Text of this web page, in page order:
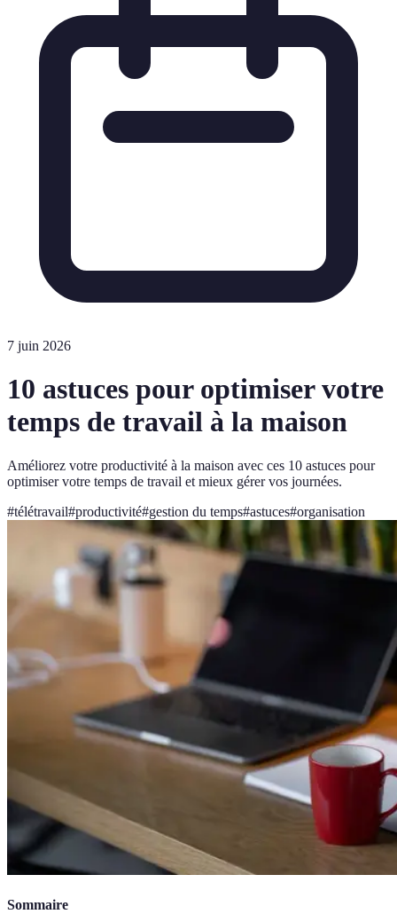
7 juin 2026
10 astuces pour optimiser votre
temps de travail à la maison
Améliorez votre productivité à la maison avec ces 10 astuces pour
optimiser votre temps de travail et mieux gérer vos journées.
#télétravail#productivité#gestion du temps#astuces#organisation
Sommaire